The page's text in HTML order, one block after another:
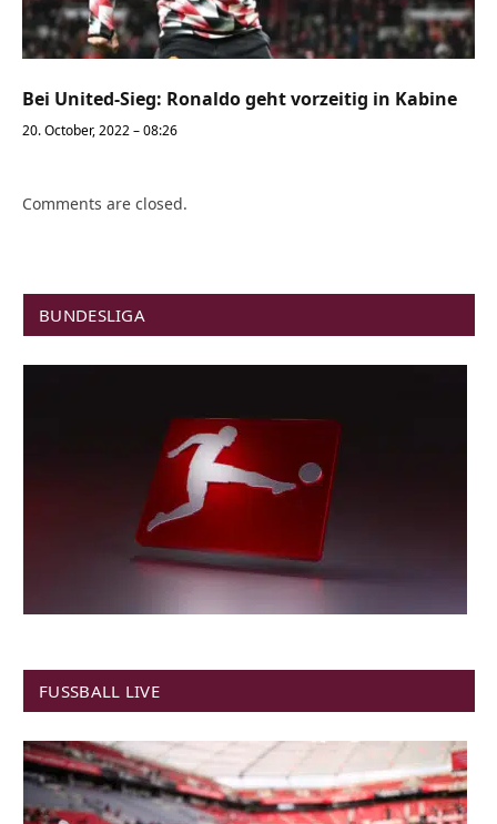
Bei United-Sieg: Ronaldo geht vorzeitig in Kabine
20. October, 2022 – 08:26
Comments are closed.
BUNDESLIGA
FUSSBALL LIVE